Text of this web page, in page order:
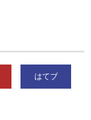
はてブ